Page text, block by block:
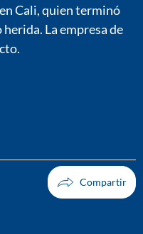
Cali, quien terminó
La empresa de